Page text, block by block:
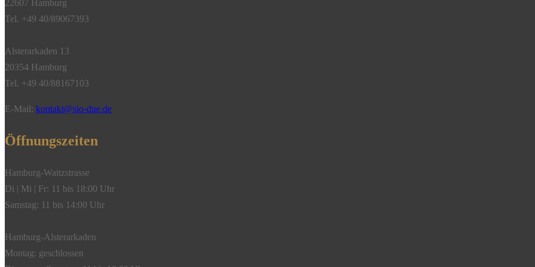
22607 Hamburg
Tel. +49 40/89067393
Alsterarkaden 13
20354 Hamburg
Tel. +49 40/88167103
E-Mail: kontakt@sio-due.de
Öffnungszeiten
Hamburg-Waitzstrasse
Di | Mi | Fr: 11 bis 18:00 Uhr
Samstag: 11 bis 14:00 Uhr
Hamburg-Alsterarkaden
Montag: geschlossen